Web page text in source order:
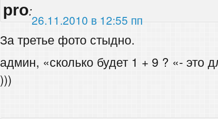
pro:
26.11.2010 в 12:55 пп
За третье фото стыдно.
админ, «сколько будет 1 + 9 ? «- это
)))